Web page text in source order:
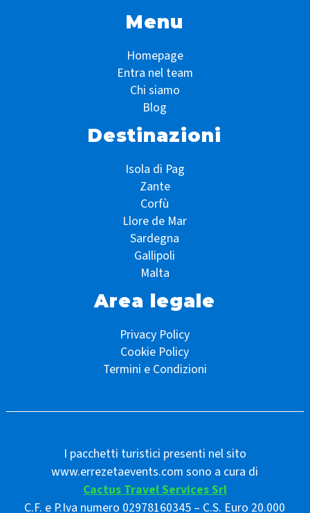
Menu
Homepage
Entra nel team
Chi siamo
Blog
Destinazioni
Isola di Pag
Zante
Corfù
Llore de Mar
Sardegna
Gallipoli
Malta
Area legale
Privacy Policy
Cookie Policy
Termini e Condizioni
I pacchetti turistici presenti nel sito
www.errezetaevents.com sono a cura di
Cactus Travel Services Srl
C.F. e P.Iva numero 02978160345 – C.S. Euro 20.000